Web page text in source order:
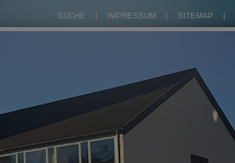
SUCHE | IMPRESSUM | SITEMAP |